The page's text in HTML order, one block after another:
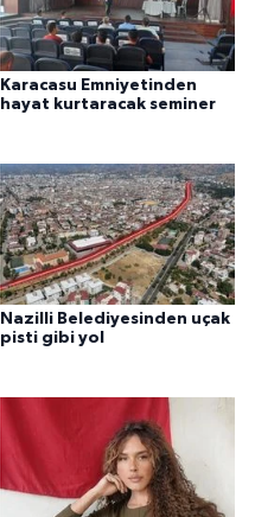
Karacasu Emniyetinden
hayat kurtaracak seminer
Nazilli Belediyesinden uçak
pisti gibi yol